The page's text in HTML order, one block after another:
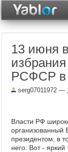
13 июня
РСФСР в
serg07011972 —
Власти РФ
организованный
президентом, в
него. Вот -